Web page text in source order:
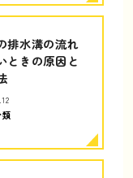
排水溝の流れ
ときの原因と